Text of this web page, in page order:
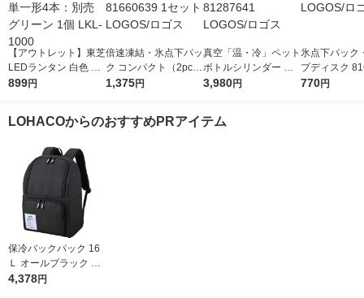
【アウトレット】東芝
LEDランタン 白色 防
滴構造 単一形4本：別
899円
倍速凍結・氷点下パッ
ク コンパクト（2pc
s） 81660639 1セッ
1,375円
真空「温・冷」ペット
ボトルシリンダー グ
リーン 81287641 LO
3,980円
氷点下パック
プディスク
LOGOS/ロゴ
770円
LOHACOからのおすすめPRアイテム
保冷バックパック 16
Ｌ オールブラック RF
P-016 ALB 1個 保冷バ
4,378円